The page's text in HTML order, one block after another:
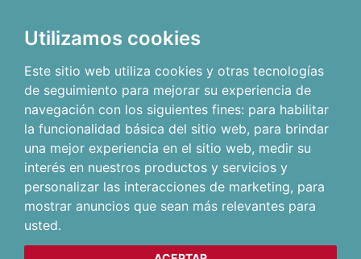
Utilizamos cookies
Este sitio web utiliza cookies y otras tecnologías
de seguimiento para mejorar su experiencia de
navegación con los siguientes fines: para habilitar
la funcionalidad básica del sitio web, para brindar
una mejor experiencia en el sitio web, medir su
interés en nuestros productos y servicios y
personalizar las interacciones de marketing, para
mostrar anuncios que sean más relevantes para
usted.